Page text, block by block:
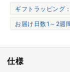
ギフトラッピング
お届け日数1～2週
仕様